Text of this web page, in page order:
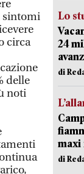
sintomi
circa
delle
noti
Lo
24
di
maxi
di